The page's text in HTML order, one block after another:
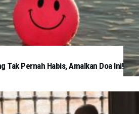
Tak Pernah Habis, Amalkan Doa Ini!